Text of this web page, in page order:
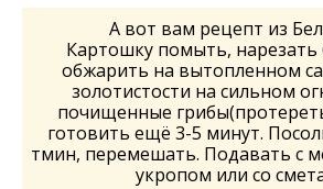
А вот вам рецепт из
Картошку помыть, нарезать
обжарить на вытопленном
золотистости на сильном
почищенные
готовить ещё 3-5 минут.
тмин, перемешать. Подавать с
укропом или со